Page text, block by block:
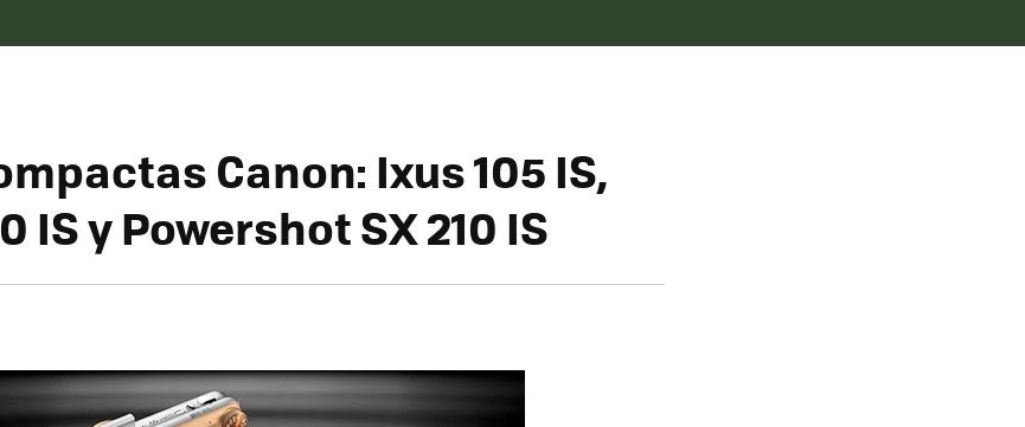
Canon: Ixus 105 IS,
IS y Powershot SX 210 IS